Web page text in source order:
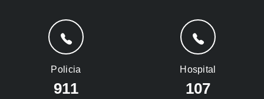
Policia
911
Hospital
107